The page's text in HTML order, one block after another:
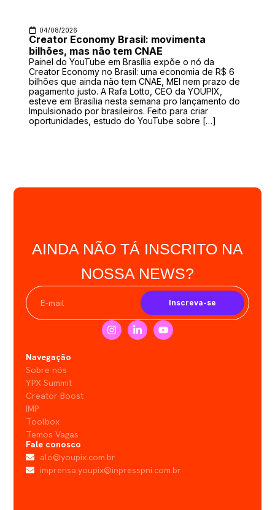
04/08/2026
Creator Economy Brasil: movimenta
bilhões, mas não tem CNAE
Painel do YouTube em Brasília expõe o nó da
Creator Economy no Brasil: uma economia de R$ 6
bilhões que ainda não tem CNAE, MEI nem prazo de
pagamento justo. A Rafa Lotto, CEO da YOUPIX,
esteve em Brasília nesta semana pro lançamento do
Impulsionado por brasileiros. Feito para criar
oportunidades, estudo do YouTube sobre […]
AINDA NÃO TÁ INSCRITO NA
NOSSA NEWS?
Inscreva-se
Navegação
Sobre nós
YPX Summit
Creator Boost
IMP
Toolbox
Temos Vagas
Fale conosco
alo@youpix.com.br
imprensa.youpix@inpresspni.com.br